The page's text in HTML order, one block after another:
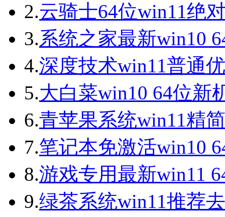
2.云骑士64位win11绝
3.系统之家最新win10
4.深度技术win11普通
5.大白菜win10 64位
6.青苹果系统win11精
7.笔记本免激活win10
8.游戏专用最新win11
9.绿茶系统win11推荐